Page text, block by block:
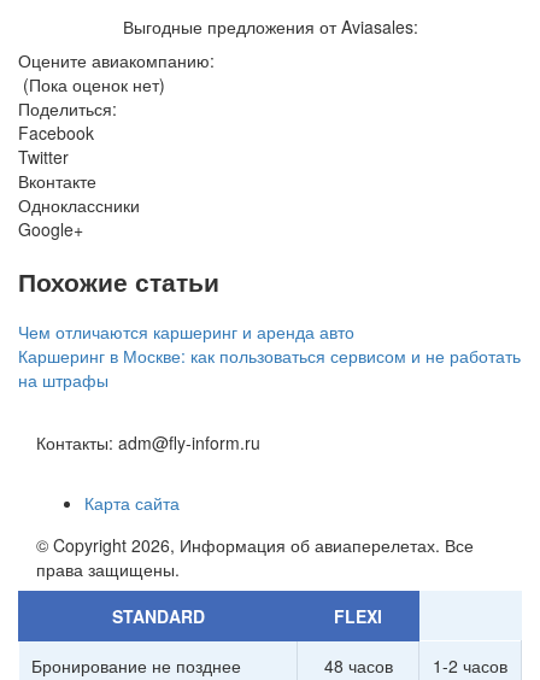
Выгодные предложения от Aviasales:
Оцените авиакомпанию:
(Пока оценок нет)
Поделиться:
Facebook
Twitter
Вконтакте
Одноклассники
Google+
Похожие статьи
Чем отличаются каршеринг и аренда авто
Каршеринг в Москве: как пользоваться сервисом и не работать
на штрафы
Контакты: adm@fly-inform.ru
Карта сайта
© Copyright 2026, Информация об авиаперелетах. Все
права защищены.
STANDARD
FLEXI
Бронирование не позднее 48 часов 1-2 часов